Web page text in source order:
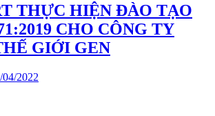
THỰC HIỆN ĐÀO TẠO
CHO CÔNG TY
GIỚI GEN
04/2022